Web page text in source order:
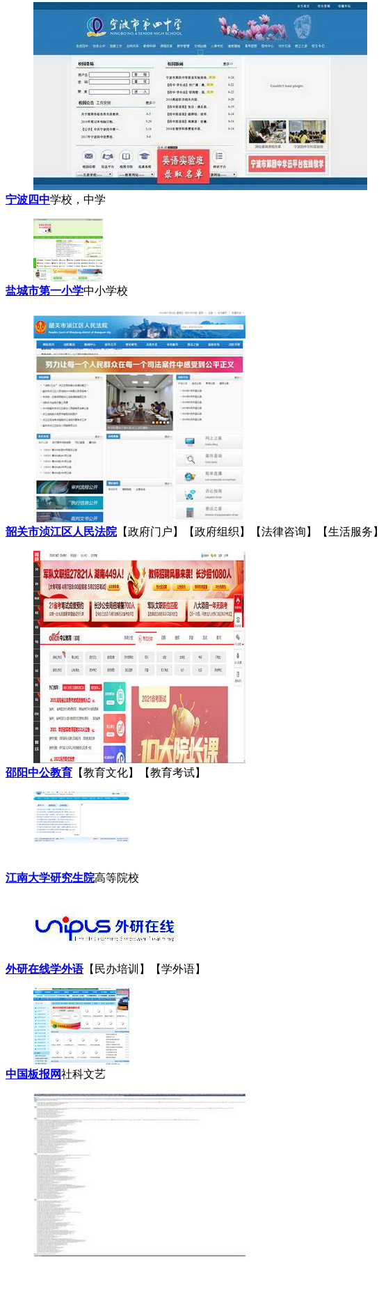
宁波四中学校，中学
盐城市第一小学中小学校
韶关市浈江区人民法院【政府门户】【政府组织】【法律咨询】【生活服务】
邵阳中公教育 【教育文化】【教育考试】
江南大学研究生院高等院校
外研在线学外语【民办培训】【学外语】
中国板报网社科文艺